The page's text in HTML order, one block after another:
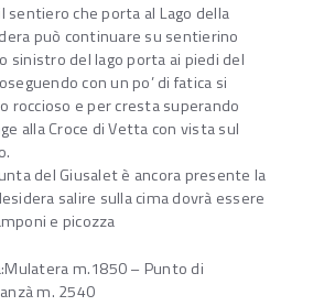
sentiero che porta al Lago della
può continuare su sentierino
sinistro del lago porta ai piedi del
con un po’ di fatica si
roccioso e per cresta superando
alla Croce di Vetta con vista sul
del Giusalet è ancora presente la
salire sulla cima dovrà essere
e picozza
m.1850 – Punto di
m. 2540